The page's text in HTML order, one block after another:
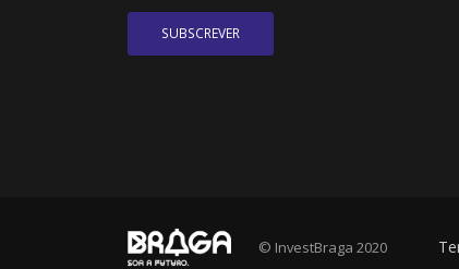
SUBSCREVER
© InvestBraga 2020